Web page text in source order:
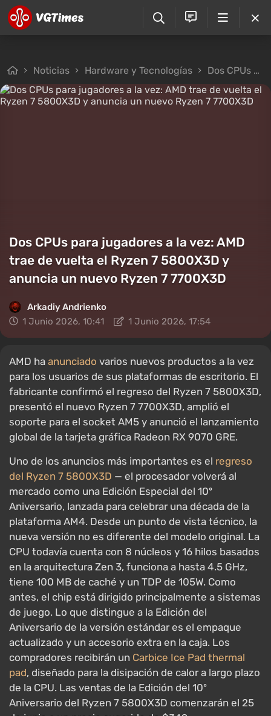
Noticias Hardware y Tecnologías Dos CPUs para jugadores a la vez: AMD trae de vuelta el Ryzen 7 5800X3D y anuncia un nuevo Ryzen 7 7700X3D
Dos CPUs para jugadores a la vez: AMD
trae de vuelta el Ryzen 7 5800X3D y
anuncia un nuevo Ryzen 7 7700X3D
Arkadiy Andrienko
1 Junio 2026, 10:41
1 Junio 2026, 17:54
AMD ha anunciado varios nuevos productos a la vez
para los usuarios de sus plataformas de escritorio. El
fabricante confirmó el regreso del Ryzen 7 5800X3D,
presentó el nuevo Ryzen 7 7700X3D, amplió el
soporte para el socket AM5 y anunció el lanzamiento
global de la tarjeta gráfica Radeon RX 9070 GRE.
Uno de los anuncios más importantes es el regreso
del Ryzen 7 5800X3D — el procesador volverá al
mercado como una Edición Especial del 10º
Aniversario, lanzada para celebrar una década de la
plataforma AM4. Desde un punto de vista técnico, la
nueva versión no es diferente del modelo original. La
CPU todavía cuenta con 8 núcleos y 16 hilos basados
en la arquitectura Zen 3, funciona a hasta 4.5 GHz,
tiene 100 MB de caché y un TDP de 105W. Como
antes, el chip está dirigido principalmente a sistemas
de juego. Lo que distingue a la Edición del
Aniversario de la versión estándar es el empaque
actualizado y un accesorio extra en la caja. Los
compradores recibirán un Carbice Ice Pad thermal
pad, diseñado para la disipación de calor a largo plazo
de la CPU. Las ventas de la Edición del 10º
Aniversario del Ryzen 7 5800X3D comenzarán el 25